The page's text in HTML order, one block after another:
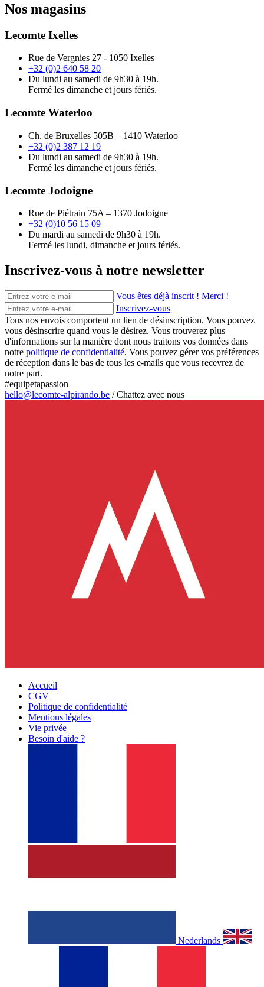
Nos magasins
Lecomte Ixelles
Rue de Vergnies 27 - 1050 Ixelles
+32 (0)2 640 58 20
Du lundi au samedi de 9h30 à 19h.
Fermé les dimanche et jours fériés.
Lecomte Waterloo
Ch. de Bruxelles 505B – 1410 Waterloo
+32 (0)2 387 12 19
Du lundi au samedi de 9h30 à 19h.
Fermé les dimanche et jours fériés.
Lecomte Jodoigne
Rue de Piétrain 75A – 1370 Jodoigne
+32 (0)10 56 15 09
Du mardi au samedi de 9h30 à 19h.
Fermé les lundi, dimanche et jours fériés.
Inscrivez-vous à notre newsletter
Vous êtes déjà inscrit ! Merci !
Inscrivez-vous
Tous nos envois comportent un lien de désinscription. Vous pouvez
vous désinscrire quand vous le désirez. Vous trouverez plus
d'informations sur la manière dont nous traitons vos données dans
notre politique de confidentialité. Vous pouvez gérer vos préférences
de réception dans le bas de tous les e-mails que vous recevrez de
notre part.
#equipetapassion
hello@lecomte-alpirando.be /Chattez avec nous
Accueil
CGV
Politique de confidentialité
Mentions légales
Vie privée
Besoin d'aide ?
Nederlands